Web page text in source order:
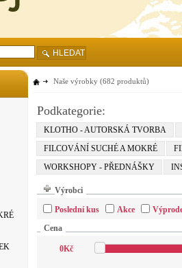
Naše výrobky (682 produktů)
Podkategorie:
KLOTHO - AUTORSKÁ TVORBA
FILCOVÁNÍ SUCHÉ A MOKRÉ
WORKSHOPY - PŘEDNÁŠKY
Výrobci
Poslední kus
Akce
Cena
0Kč
HLEDAT